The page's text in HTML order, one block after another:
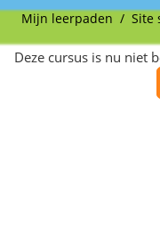
Mijn leerpaden Site
Deze cursus is nu niet